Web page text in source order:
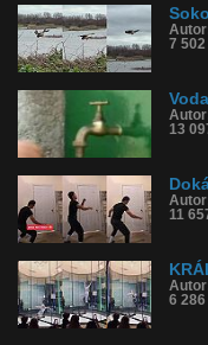
História sledovanosti videa:
7
13
11
6